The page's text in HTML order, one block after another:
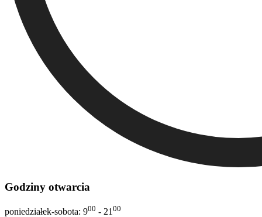
Godziny otwarcia
poniedziałek-sobota: 900 - 2100